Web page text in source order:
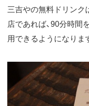
三吉やの無料ドリンク
店であれば、90分時間
用できるようになりま